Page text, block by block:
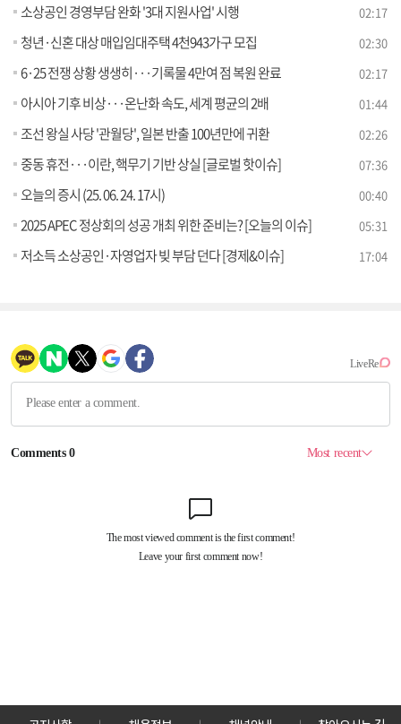
소상공인 경영부담 완화 '3대 지원사업' 시행 02:17
청년·신혼 대상 매입임대주택 4천943가구 모집 02:30
6·25 전쟁 상황 생생히···기록물 4만여 점 복원 완료 02:17
아시아 기후 비상···온난화 속도, 세계 평균의 2배 01:44
조선 왕실 사당 '관월당', 일본 반출 100년만에 귀환 02:26
중동 휴전···이란, 핵무기 기반 상실 [글로벌 핫이슈] 07:36
오늘의 증시 (25. 06. 24. 17시) 00:40
2025 APEC 정상회의 성공 개최 위한 준비는? [오늘의 이슈] 05:31
저소득 소상공인·자영업자 빚 부담 던다 [경제&이슈] 17:04